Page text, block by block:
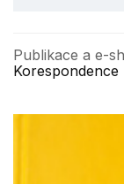
Publikace a e-